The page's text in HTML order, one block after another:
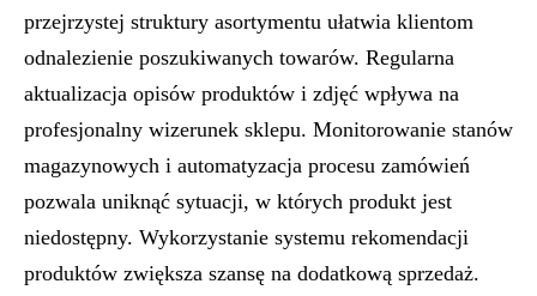
przejrzystej struktury asortymentu ułatwia klientom
odnalezienie poszukiwanych towarów. Regularna
aktualizacja opisów produktów i zdjęć wpływa na
profesjonalny wizerunek sklepu. Monitorowanie stanów
magazynowych i automatyzacja procesu zamówień
pozwala uniknąć sytuacji, w których produkt jest
niedostępny. Wykorzystanie systemu rekomendacji
produktów zwiększa szansę na dodatkową sprzedaż.